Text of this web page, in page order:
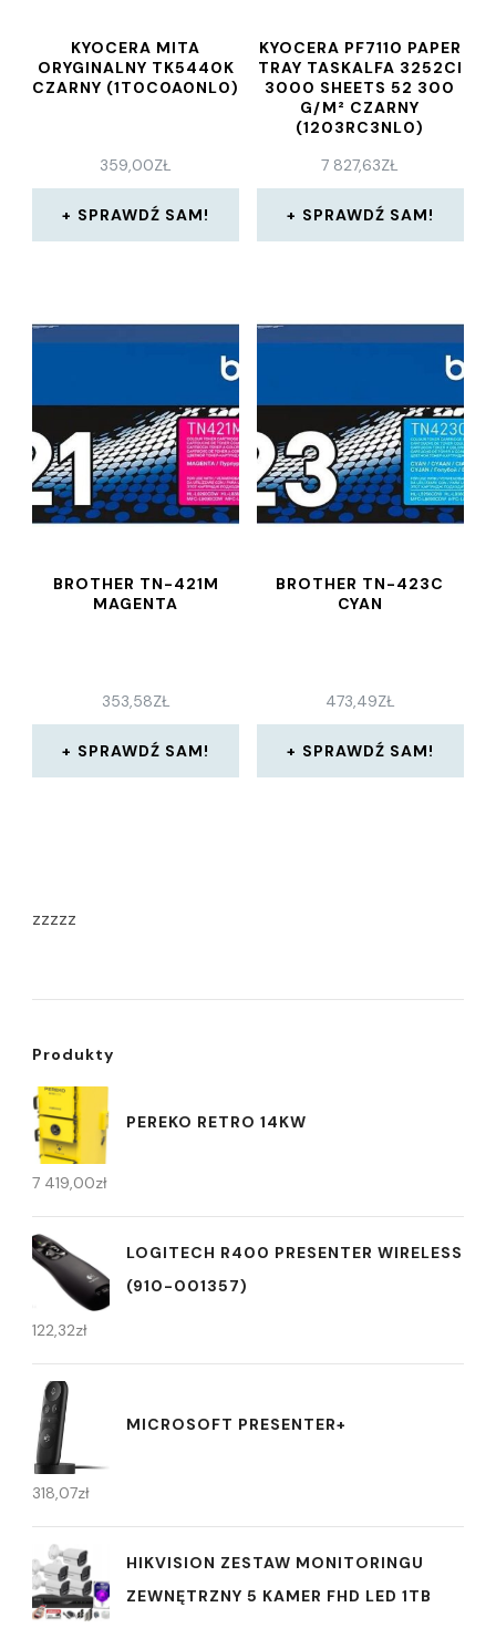
KYOCERA MITA
ORYGINALNY TK5440K
CZARNY (1T0C0A0NL0)
359,00ZŁ
SPRAWDŹ SAM!
KYOCERA PF7110 PAPER
TRAY TASKALFA 3252CI
3000 SHEETS 52 300
G/M² CZARNY
(1203RC3NL0)
7 827,63ZŁ
SPRAWDŹ SAM!
BROTHER TN-421M
MAGENTA
353,58ZŁ
SPRAWDŹ SAM!
BROTHER TN-423C
CYAN
473,49ZŁ
SPRAWDŹ SAM!
zzzzz
Produkty
PEREKO RETRO 14KW
7 419,00zł
LOGITECH R400 PRESENTER WIRELESS
(910-001357)
122,32zł
MICROSOFT PRESENTER+
318,07zł
HIKVISION ZESTAW MONITORINGU
ZEWNĘTRZNY 5 KAMER FHD LED 1TB